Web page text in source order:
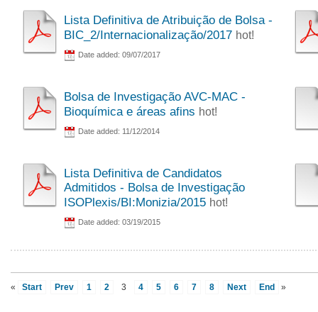
Lista Definitiva de Atribuição de Bolsa -
BIC_2/Internacionalização/2017 hot!
Date added: 09/07/2017
Bolsa de Investigação AVC-MAC -
Bioquímica e áreas afins hot!
Date added: 11/12/2014
Lista Definitiva de Candidatos
Admitidos - Bolsa de Investigação
ISOPlexis/BI:Monizia/2015 hot!
Date added: 03/19/2015
« Start Prev 1 2 3 4 5 6 7 8 Next End »